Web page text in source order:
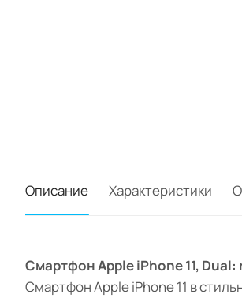
Описание Характеристики
Смартфон Apple iPhone 11,
Смартфон Apple iPhone 11 в